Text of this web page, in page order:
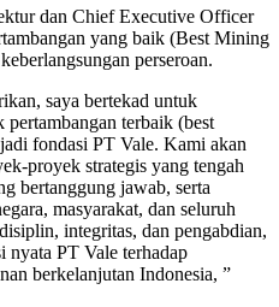
dan Chief Executive Officer
yang baik (Best Mining
perseroan.
saya bertekad untuk
terbaik (best
fondasi PT Vale. Kami akan
proyek strategis yang tengah
bertanggung jawab, serta
masyarakat, dan seluruh
integritas, dan pengabdian,
PT Vale terhadap
berkelanjutan Indonesia, ”